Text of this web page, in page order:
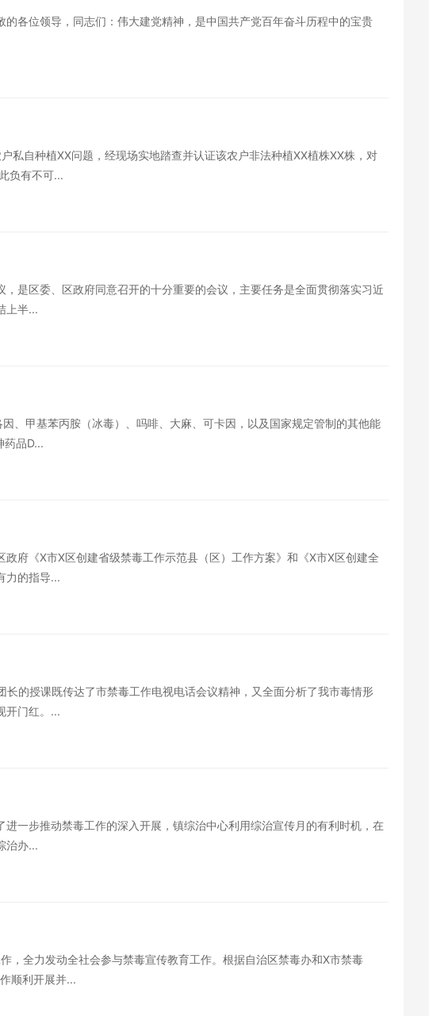
各位领导，同志们：伟大建党精神，是中国共产党百年奋斗历程中的宝贵
私自种植XX问题，经现场实地踏查并认证该农户非法种植XX植株XX株，对
负有不可...
是区委、区政府同意召开的十分重要的会议，主要任务是全面贯彻落实习近
上半...
、甲基苯丙胺（冰毒）、吗啡、大麻、可卡因，以及国家规定管制的其他能
药品D...
府《X市X区创建省级禁毒工作示范县（区）工作方案》和《X市X区创建全
力的指导...
的授课既传达了市禁毒工作电视电话会议精神，又全面分析了我市毒情形
开门红。...
一步推动禁毒工作的深入开展，镇综治中心利用综治宣传月的有利时机，在
治办...
全力发动全社会参与禁毒宣传教育工作。根据自治区禁毒办和X市禁毒
顺利开展并...